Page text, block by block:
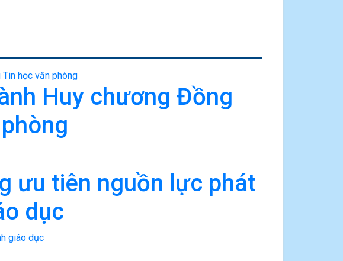
Huy chương Đồng
ưu tiên nguồn lực phát
dục
giáo dục